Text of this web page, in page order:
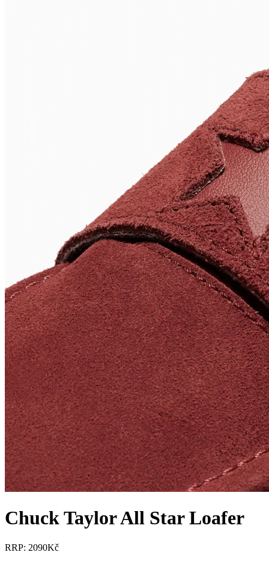
Chuck Taylor All Star Loafer
RRP: 2090Kč